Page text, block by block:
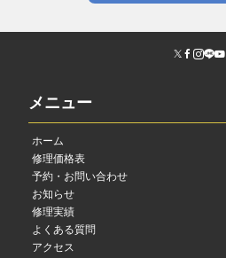
メニュー
ホーム
修理価格表
予約・お問い合わせ
お知らせ
修理実績
よくある質問
アクセス